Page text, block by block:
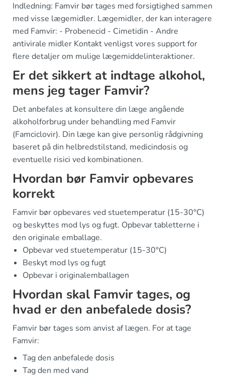
Indledning: Famvir bør tages med forsigtighed sammen
med visse lægemidler. Lægemidler, der kan interagere
med Famvir: - Probenecid - Cimetidin - Andre
antivirale midler Kontakt venligst vores support for
flere detaljer om mulige lægemiddelinteraktioner.
Er det sikkert at indtage alkohol,
mens jeg tager Famvir?
Det anbefales at konsultere din læge angående
alkoholforbrug under behandling med Famvir
(Famciclovir). Din læge kan give personlig rådgivning
baseret på din helbredstilstand, medicindosis og
eventuelle risici ved kombinationen.
Hvordan bør Famvir opbevares
korrekt
Famvir bør opbevares ved stuetemperatur (15-30°C)
og beskyttes mod lys og fugt. Opbevar tabletterne i
den originale emballage.
Opbevar ved stuetemperatur (15-30°C)
Beskyt mod lys og fugt
Opbevar i originalemballagen
Hvordan skal Famvir tages, og
hvad er den anbefalede dosis?
Famvir bør tages som anvist af lægen. For at tage
Famvir:
Tag den anbefalede dosis
Tag den med vand